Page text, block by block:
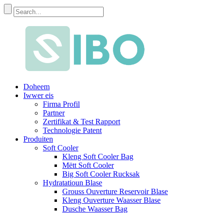
Doheem
Iwwer eis
Firma Profil
Partner
Zertifikat & Test Rapport
Technologie Patent
Produiten
Soft Cooler
Kleng Soft Cooler Bag
Mëtt Soft Cooler
Big Soft Cooler Rucksak
Hydratatioun Blase
Grouss Ouverture Reservoir Blase
Kleng Ouverture Waasser Blase
Dusche Waasser Bag